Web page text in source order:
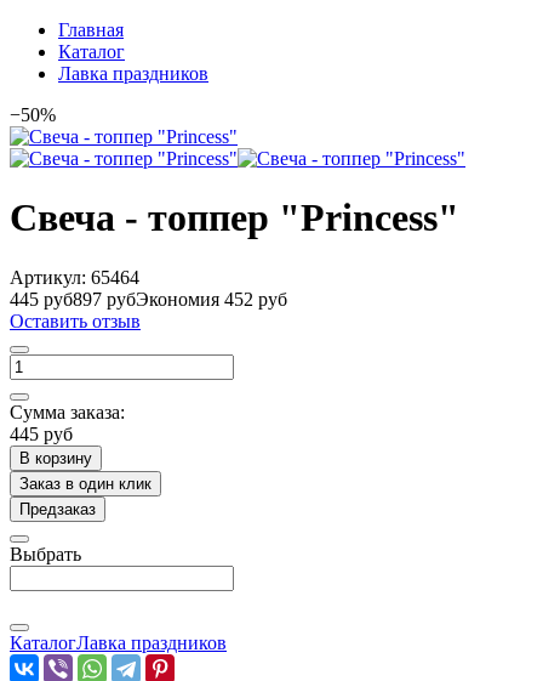
Главная
Каталог
Лавка праздников
−50%
Свеча - топпер "Princess"
Артикул: 65464
445 руб897 рубЭкономия 452 руб
Оставить отзыв
Сумма заказа:
445 руб
В корзину
Заказ в один клик
Предзаказ
Выбрать
КаталогЛавка праздников